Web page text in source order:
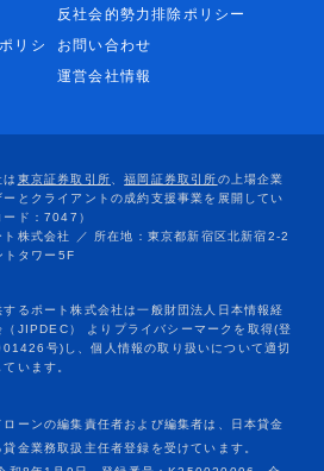
反社会的勢力排除ポリシー
リシ
お問い合わせ
運営会社情報
ーンの編集責任者および編集者は、日本貸金
金業務取扱主任者登録を受けています。